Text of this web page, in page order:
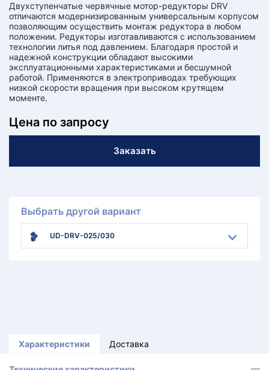
Двухступенчатые червячные мотор-редукторы DRV
отличаются модернизированным универсальным корпусом
позволяющим осуществить монтаж редуктора в любом
положении. Редукторы изготавливаются с использованием
технологии литья под давлением. Благодаря простой и
надежной конструкции обладают высокими
эксплуатационными характеристиками и бесшумной
работой. Применяются в электроприводах требующих
низкой скорости вращения при высоком крутящем
моменте.
Цена по запросу
Заказать
Выбрать другой вариант
UD-DRV-025/030
Характеристики Доставка